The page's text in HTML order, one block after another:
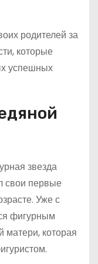
родителей за
которые
успешных
звезда
свои первые
Уже с
фигурным
матери, которая